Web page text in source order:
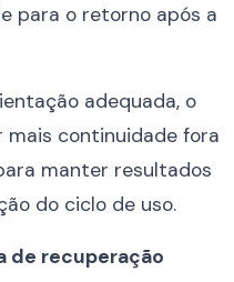
para o retorno após a
adequada, o
continuidade fora
manter resultados
do ciclo de uso.
de recuperação